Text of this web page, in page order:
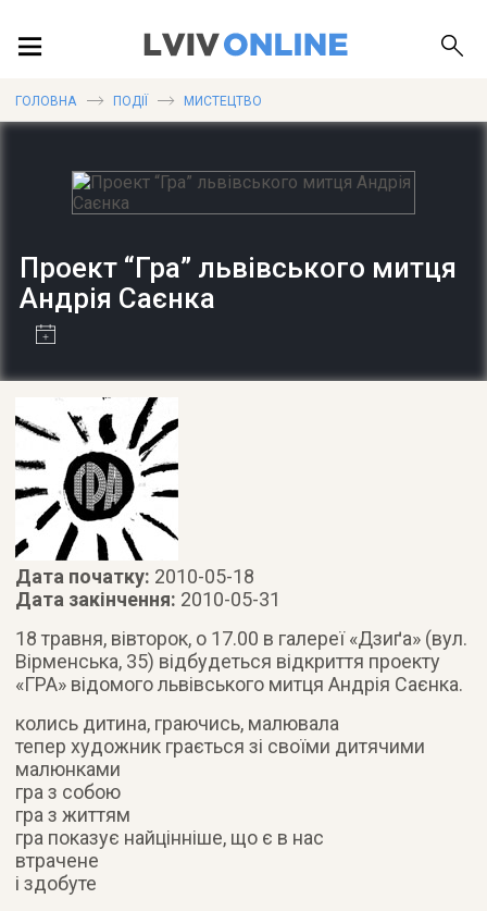
ПУБЛІКАЦІЇ
ДОВІДКА
ГОЛОВНА ПОДІЇ МИСТЕЦТВО
Проект “Гра” львівського митця
Андрія Саєнка
Дата початку: 2010-05-18
Дата закінчення: 2010-05-31
18 травня, вівторок, о 17.00 в галереї «Дзиґа» (вул.
Вірменська, 35) відбудеться відкриття проекту
«ГРА» відомого львівського митця Андрія Саєнка.
колись дитина, граючись, малювала
тепер художник грається зі своїми дитячими
малюнками
гра з собою
гра з життям
гра показує найцінніше, що є в нас
втрачене
і здобуте